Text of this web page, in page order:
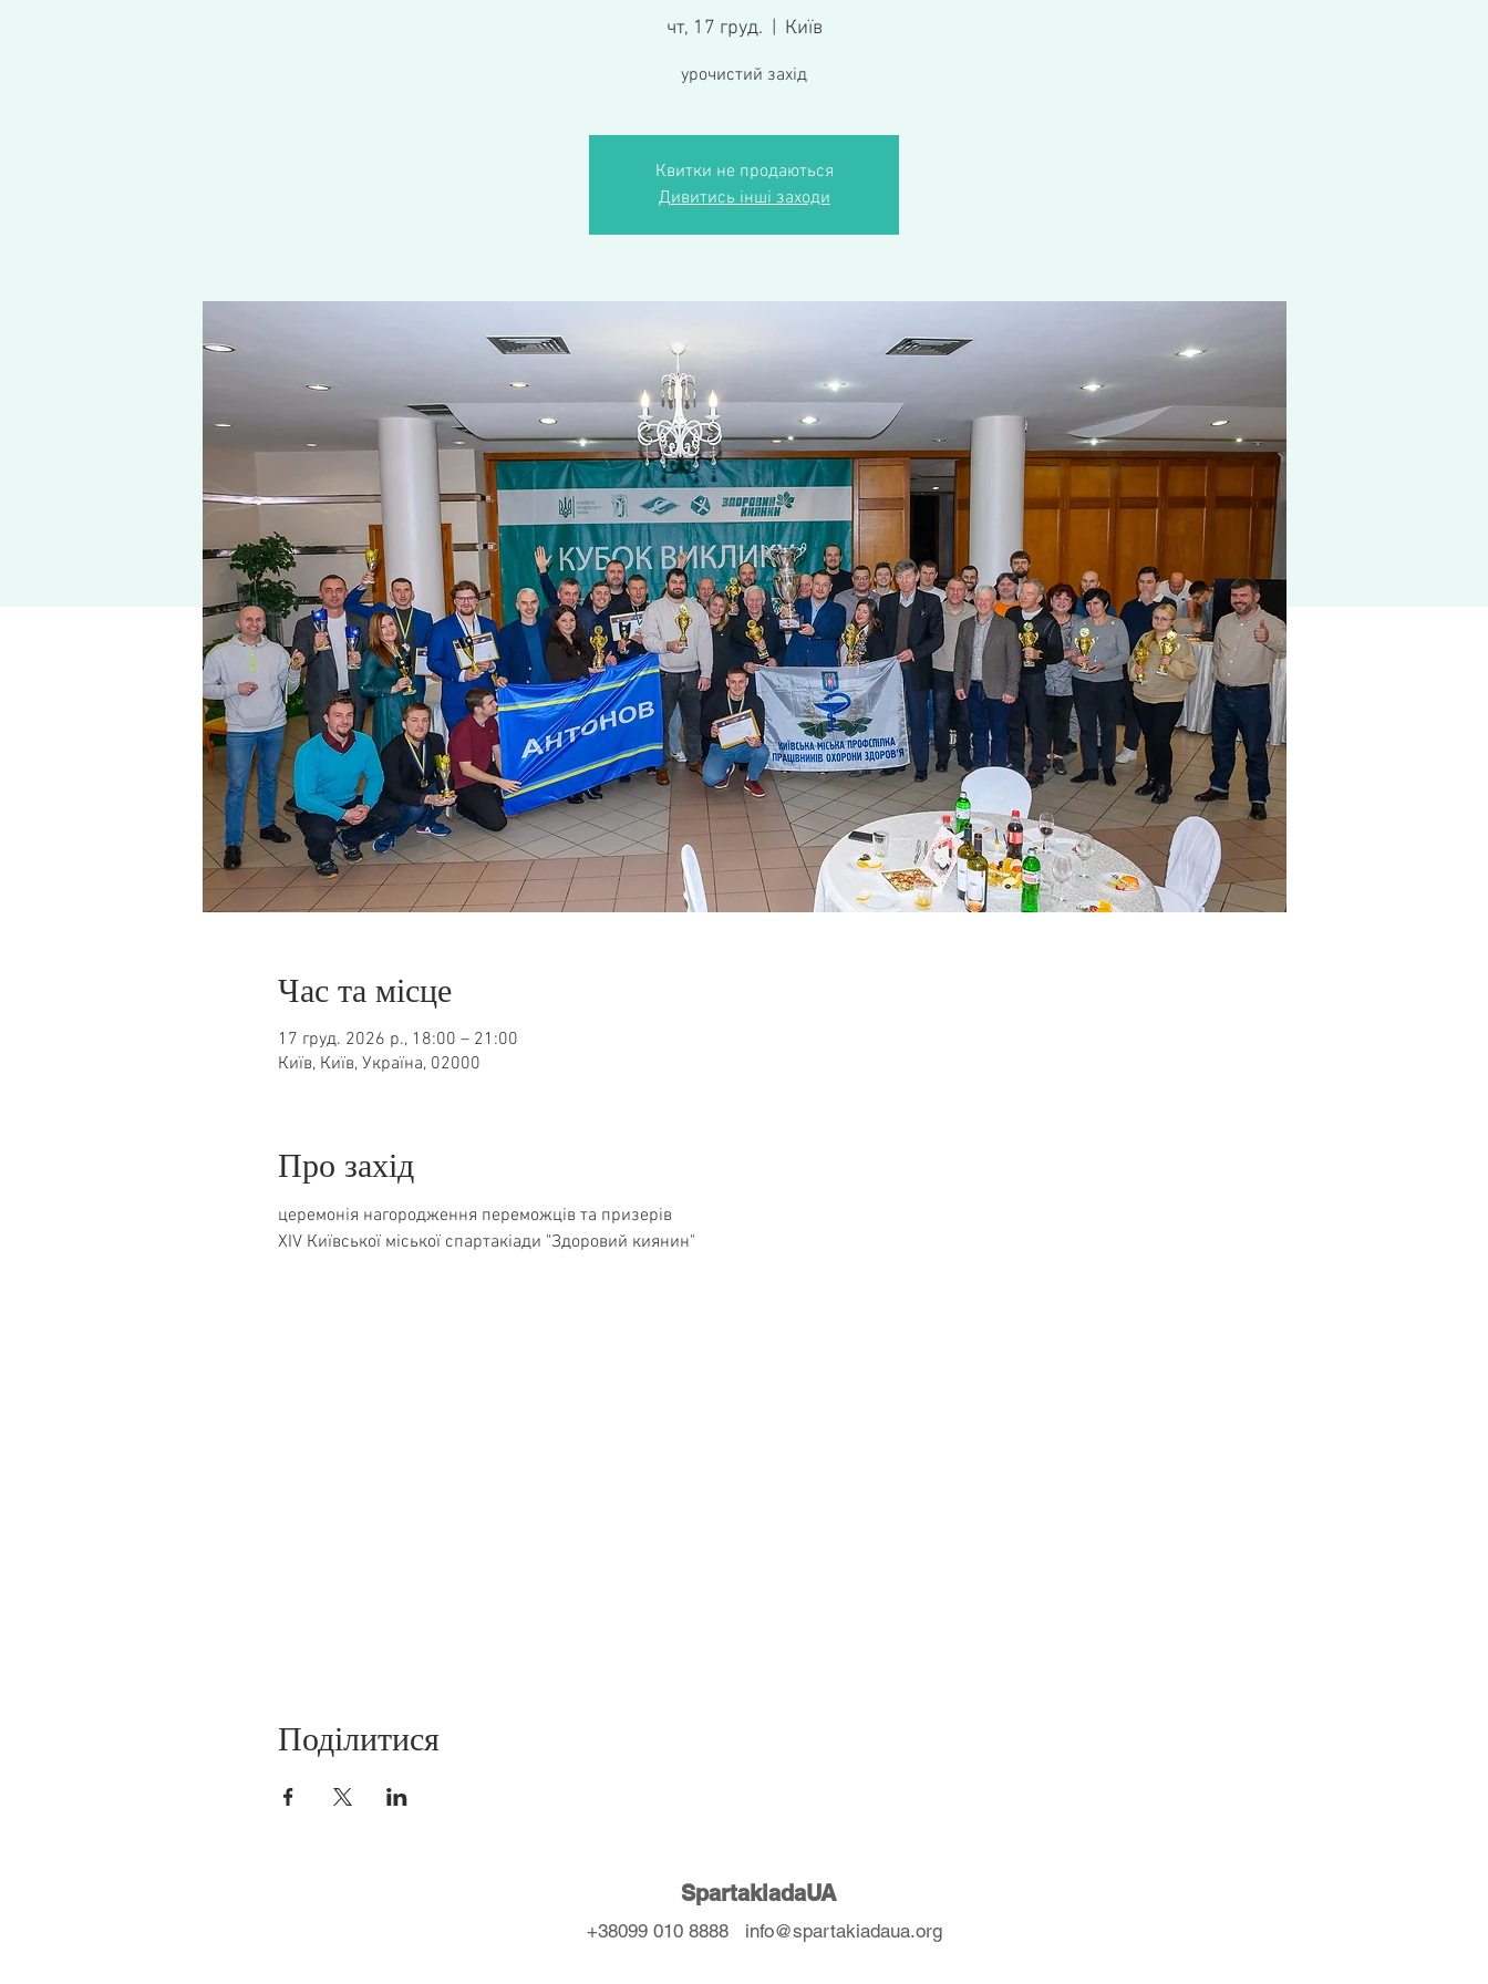
чт, 17 груд. Київ
урочистий захід
Квитки не продаються
Дивитись інші заходи
Час та місце
17 груд. 2026 р., 18:00 – 21:00
Київ, Київ, Україна, 02000
Про захід
церемонія нагородження переможців та призерів
XIV Київської міської спартакіади "Здоровий киянин"
Поділитися
SpartakiadaUA
+38099 010 8888 info@spartakiadaua.org